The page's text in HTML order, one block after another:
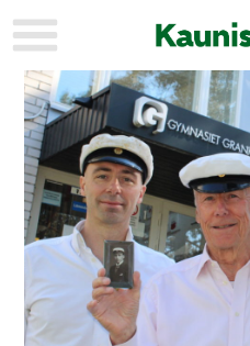
KAUPUNKI
STADEN
AJANKOHTAISTA
URHEILU
KULTTUURI
HISTORIA
YLEINEN
MAINOSTAJILLE
FÖR